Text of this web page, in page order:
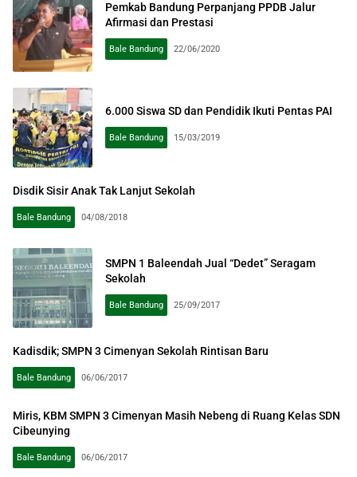
Pemkab Bandung Perpanjang PPDB Jalur
Afirmasi dan Prestasi
Bale Bandung 22/06/2020
6.000 Siswa SD dan Pendidik Ikuti Pentas PAI
Bale Bandung 15/03/2019
Disdik Sisir Anak Tak Lanjut Sekolah
Bale Bandung 04/08/2018
SMPN 1 Baleendah Jual “Dedet” Seragam
Sekolah
Bale Bandung 25/09/2017
Kadisdik; SMPN 3 Cimenyan Sekolah Rintisan Baru
Bale Bandung 06/06/2017
Miris, KBM SMPN 3 Cimenyan Masih Nebeng di Ruang Kelas SDN
Cibeunying
Bale Bandung 06/06/2017